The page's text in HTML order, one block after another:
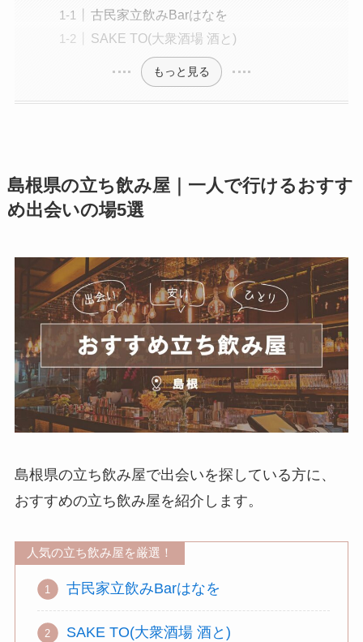
古民家立飲みBarはなを
SAKE TO(大衆酒場 酒と)
もっと見る
島根県の立ち飲み屋｜一人で行けるおすす
め出会いの場5選
島根県の立ち飲み屋で出会いを探している方に、
おすすめの立ち飲み屋を紹介します。
人気の立ち飲み屋を厳選！
古民家立飲みBarはなを
SAKE TO(大衆酒場 酒と)